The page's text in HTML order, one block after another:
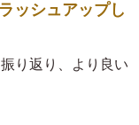
ッシュアップし
り返り、より良い